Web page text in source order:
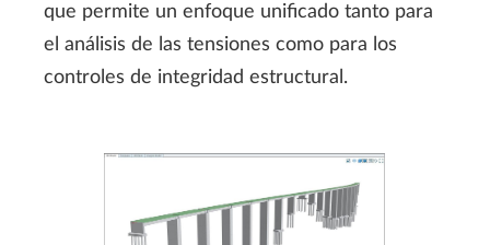
que permite un enfoque unificado tanto para
el análisis de las tensiones como para los
controles de integridad estructural.